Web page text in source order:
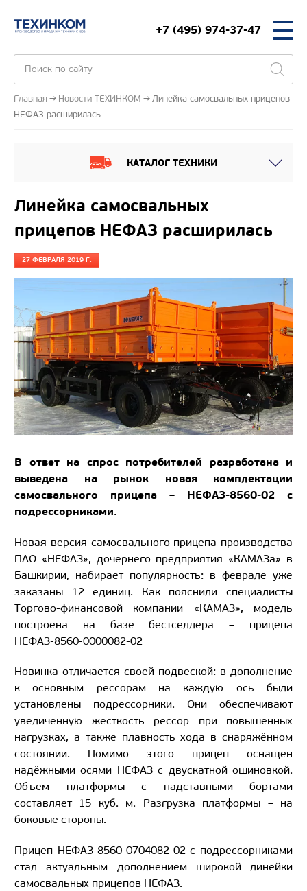
+7 (495) 974-37-47
Главная Новости ТЕХИНКОМ
Линейка самосвальных прицепов
НЕФАЗ расширилась
КАТАЛОГ ТЕХНИКИ
Линейка самосвальных
прицепов НЕФАЗ расширилась
27 ФЕВРАЛЯ 2019 Г.
В ответ на спрос потребителей разработана и
выведена на рынок новая комплектации
самосвального прицепа – НЕФАЗ-8560-02 с
подрессорниками.
Новая версия самосвального прицепа производства
ПАО «НЕФАЗ», дочернего предприятия «КАМАЗа» в
Башкирии, набирает популярность: в феврале уже
заказаны 12 единиц. Как пояснили специалисты
Торгово-финансовой компании «КАМАЗ», модель
построена на базе бестселлера – прицепа
НЕФАЗ-8560-0000082-02
Новинка отличается своей подвеской: в дополнение
к основным рессорам на каждую ось были
установлены подрессорники. Они обеспечивают
увеличенную жёсткость рессор при повышенных
нагрузках, а также плавность хода в снаряжённом
состоянии. Помимо этого прицеп оснащён
надёжными осями НЕФАЗ с двускатной ошиновкой.
Объём платформы с надставными бортами
составляет 15 куб. м. Разгрузка платформы – на
боковые стороны.
Прицеп НЕФАЗ-8560-0704082-02 с подрессорниками
стал актуальным дополнением широкой линейки
самосвальных прицепов НЕФАЗ.